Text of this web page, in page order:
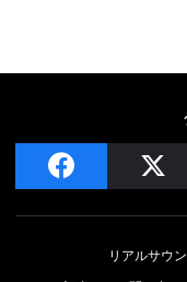
facebook
リアルサウ